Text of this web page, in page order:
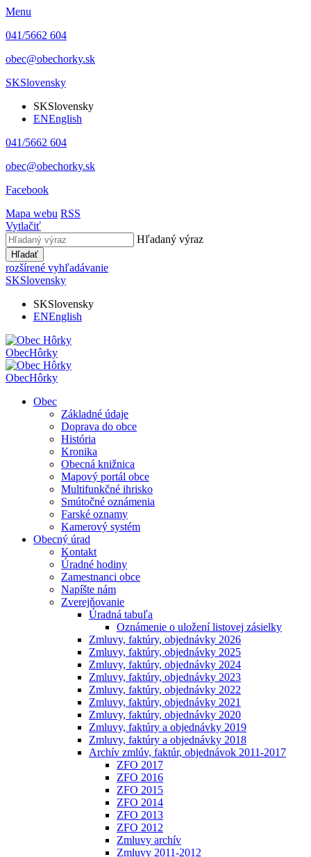
Menu
041/5662 604
obec@obechorky.sk
SKSlovensky
SKSlovensky
ENEnglish
041/5662 604
obec@obechorky.sk
Facebook
Mapa webu RSS
Vytlačiť
Hľadaný výraz
Hľadať
rozšírené vyhľadávanie
SKSlovensky
SKSlovensky
ENEnglish
ObecHôrky
ObecHôrky
Obec
Základné údaje
Doprava do obce
História
Kronika
Obecná knižnica
Mapový portál obce
Multifunkčné ihrisko
Smútočné oznámenia
Farské oznamy
Kamerový systém
Obecný úrad
Kontakt
Úradné hodiny
Zamestnanci obce
Napíšte nám
Zverejňovanie
Úradná tabuľa
Oznámenie o uložení listovej zásielky
Zmluvy, faktúry, objednávky 2026
Zmluvy, faktúry, objednávky 2025
Zmluvy, faktúry, objednávky 2024
Zmluvy, faktúry, objednávky 2023
Zmluvy, faktúry, objednávky 2022
Zmluvy, faktúry, objednávky 2021
Zmluvy, faktúry, objednávky 2020
Zmluvy, faktúry a objednávky 2019
Zmluvy, faktúry a objednávky 2018
Archív zmlúv, faktúr, objednávok 2011-2017
ZFO 2017
ZFO 2016
ZFO 2015
ZFO 2014
ZFO 2013
ZFO 2012
Zmluvy archív
Zmluvy 2011-2012